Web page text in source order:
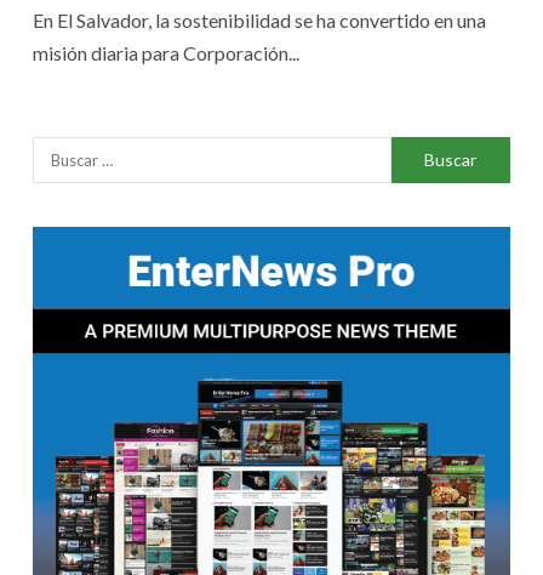
En El Salvador, la sostenibilidad se ha convertido en una
misión diaria para Corporación...